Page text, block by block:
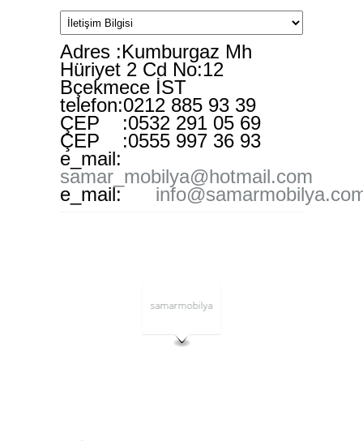
Adres :Kumburgaz Mh
Hüriyet 2 Cd No:12
Bçekmece İST
telefon:0212 885 93 39
ÇEP :0532 291 05 69
ÇEP :0555 997 36 93
e_mail:
samar_mobilya@hotmail.com
e_mail:
samarmobilya